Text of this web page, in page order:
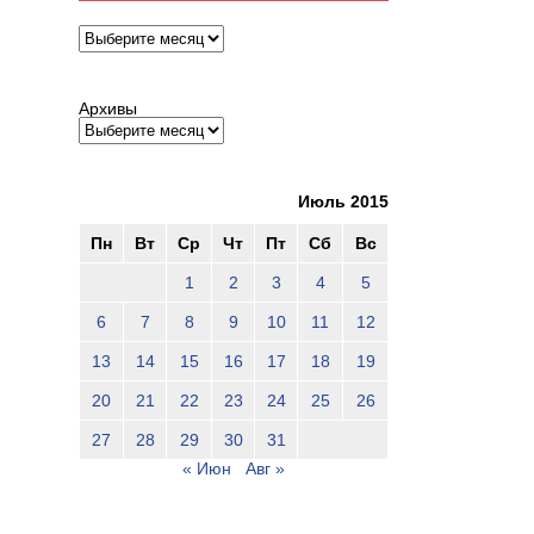
Архивы
Архивы
Июль 2015
Пн Вт Ср Чт Пт Сб Вс
1 2 3 4 5
6 7 8 9 10 11 12
13 14 15 16 17 18 19
20 21 22 23 24 25 26
27 28 29 30
31
« Июн
Авг »